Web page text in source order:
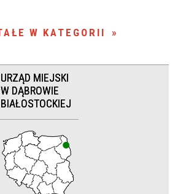
W KATEGORII
URZĄD MIEJSKI
W DĄBROWIE
BIAŁOSTOCKIEJ